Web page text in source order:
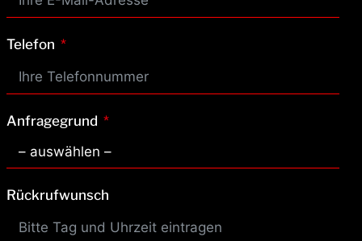
Telefon
Anfragegrund
Rückrufwunsch